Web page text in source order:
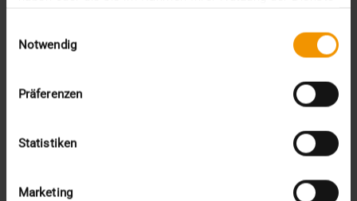
Notwendig
Präferenzen
Statistiken
Marketing